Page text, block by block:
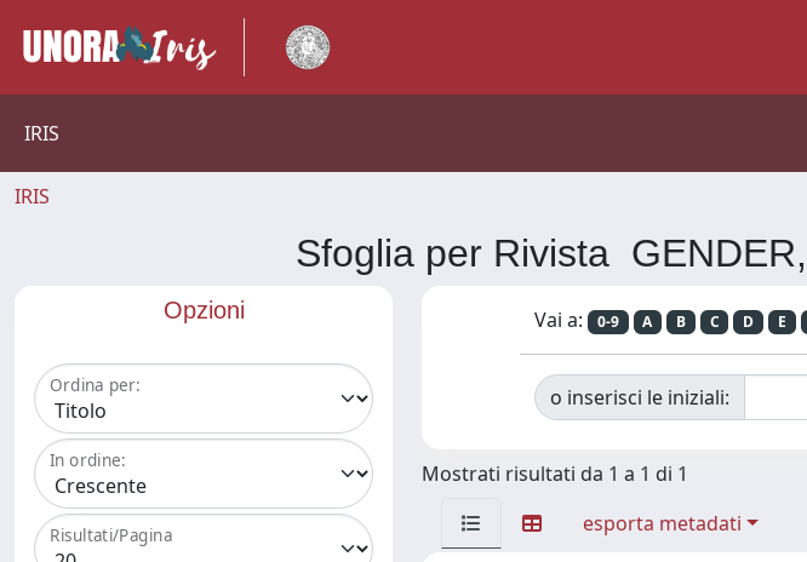
IRIS
IRIS
Sfoglia per Rivista
Opzioni
Ordina per:
In ordine:
Risultati/Pagina
Vai a: 0-9 A B C D E
o inserisci le iniziali:
Mostrati risultati da 1 a 1 di 1
esporta metadati